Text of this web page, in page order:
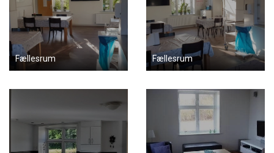
Fællesrum Fællesrum